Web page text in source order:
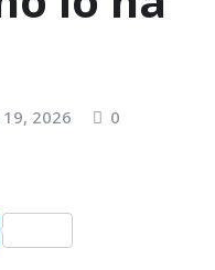
19, 2026 0
C